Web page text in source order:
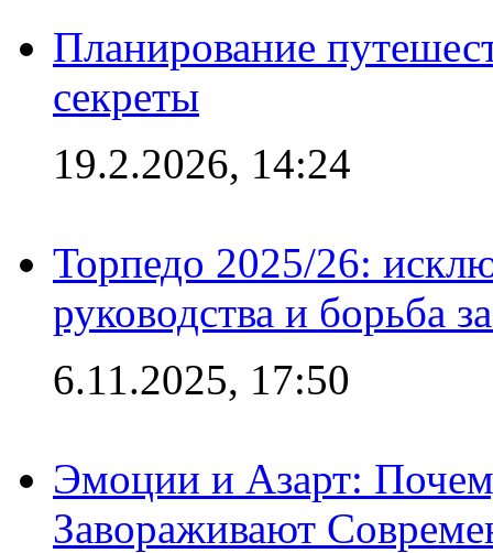
Планирование
секреты
19.2.2026, 14:24
Торпедо 2025/26:
руководства и борьба
6.11.2025, 17:50
Эмоции и Азарт:
Завораживают